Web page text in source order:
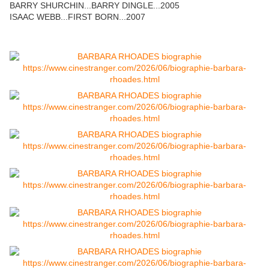
BARRY SHURCHIN...BARRY DINGLE...2005
ISAAC WEBB...FIRST BORN...2007